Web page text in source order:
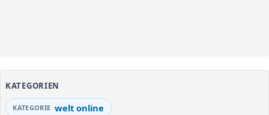
KATEGORIEN
welt online